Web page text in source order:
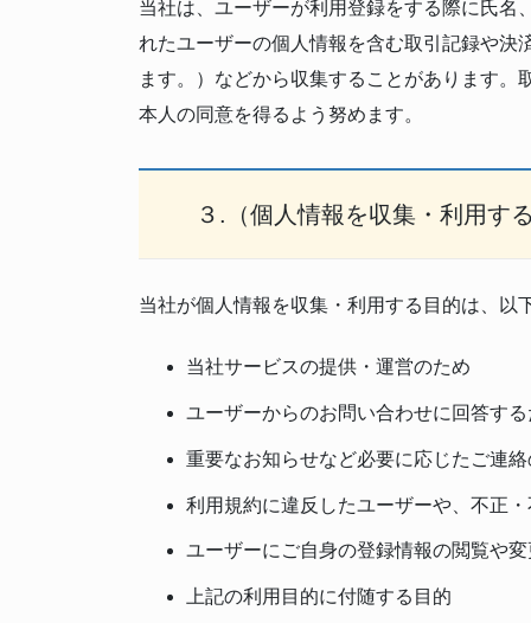
当社は、ユーザーが利用登録をする際に氏
れたユーザーの個人情報を含む取引記録や決
ます。）などから収集することがあります
本人の同意を得るよう努めます。
３.（個人情報を収集・利用す
当社が個人情報を収集・利用する目的は、以
当社サービスの提供・運営のため
ユーザーからのお問い合わせに回答す
重要なお知らせなど必要に応じたご連
利用規約に違反したユーザーや、不正
ユーザーにご自身の登録情報の閲覧や
上記の利用目的に付随する目的